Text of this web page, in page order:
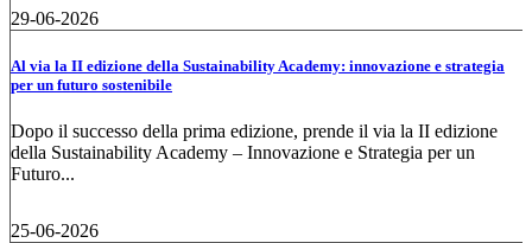
29-06-2026
Al via la II edizione della Sustainability Academy: innovazione e strategia
per un futuro sostenibile
Dopo il successo della prima edizione, prende il via la II edizione
della Sustainability Academy – Innovazione e Strategia per un
Futuro...
25-06-2026